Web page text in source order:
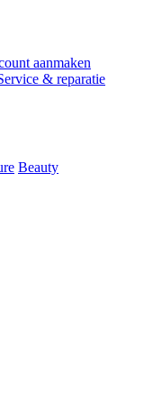
aanmaken
& reparatie
Beauty